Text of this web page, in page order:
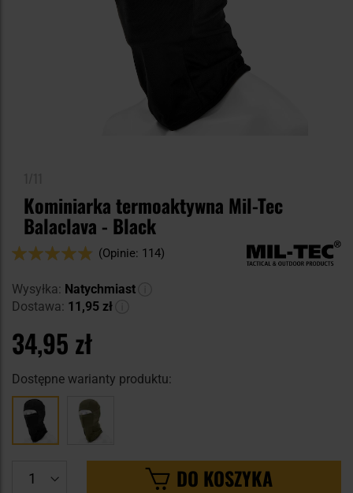
Kominiarka termoaktywna Mil-Tec
Balaclava - Black
Ocena:
(Opinie: 114)
Wysyłka: Natychmiast
Dostawa: 11,95 zł
34,95 zł
Dostępne warianty produktu:
DO KOSZYKA